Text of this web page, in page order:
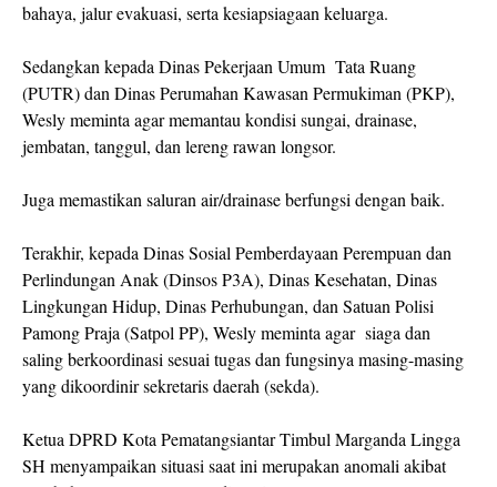
bahaya, jalur evakuasi, serta kesiapsiagaan keluarga.
Sedangkan kepada Dinas Pekerjaan Umum Tata Ruang
(PUTR) dan Dinas Perumahan Kawasan Permukiman (PKP),
Wesly meminta agar memantau kondisi sungai, drainase,
jembatan, tanggul, dan lereng rawan longsor.
Juga memastikan saluran air/drainase berfungsi dengan baik.
Terakhir, kepada Dinas Sosial Pemberdayaan Perempuan dan
Perlindungan Anak (Dinsos P3A), Dinas Kesehatan, Dinas
Lingkungan Hidup, Dinas Perhubungan, dan Satuan Polisi
Pamong Praja (Satpol PP), Wesly meminta agar siaga dan
saling berkoordinasi sesuai tugas dan fungsinya masing-masing
yang dikoordinir sekretaris daerah (sekda).
Ketua DPRD Kota Pematangsiantar Timbul Marganda Lingga
SH menyampaikan situasi saat ini merupakan anomali akibat